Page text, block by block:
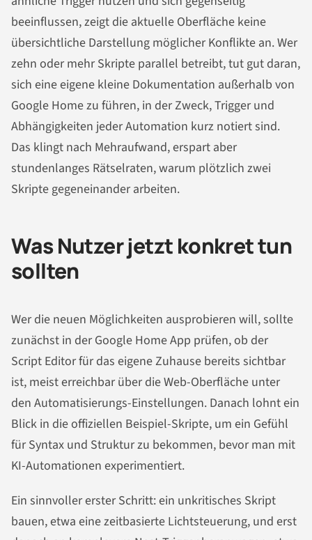
beeinflussen, zeigt die aktuelle Oberfläche keine
übersichtliche Darstellung möglicher Konflikte an. Wer
zehn oder mehr Skripte parallel betreibt, tut gut daran,
sich eine eigene kleine Dokumentation außerhalb von
Google Home zu führen, in der Zweck, Trigger und
Abhängigkeiten jeder Automation kurz notiert sind.
Das klingt nach Mehraufwand, erspart aber
stundenlanges Rätselraten, warum plötzlich zwei
Skripte gegeneinander arbeiten.
Was Nutzer jetzt konkret tun
sollten
Wer die neuen Möglichkeiten ausprobieren will, sollte
zunächst in der Google Home App prüfen, ob der
Script Editor für das eigene Zuhause bereits sichtbar
ist, meist erreichbar über die Web-Oberfläche unter
den Automatisierungs-Einstellungen. Danach lohnt ein
Blick in die offiziellen Beispiel-Skripte, um ein Gefühl
für Syntax und Struktur zu bekommen, bevor man mit
KI-Automationen experimentiert.
Ein sinnvoller erster Schritt: ein unkritisches Skript
bauen, etwa eine zeitbasierte Lichtsteuerung, und erst